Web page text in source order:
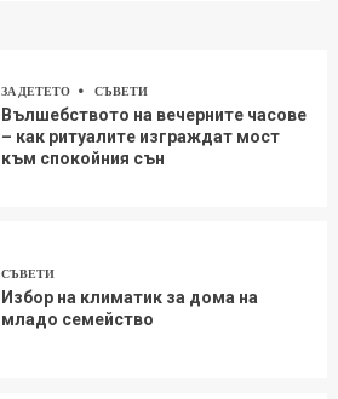
ЗА ДЕТЕТО СЪВЕТИ
Вълшебството на вечерните часове
– как ритуалите изграждат мост
към спокойния сън
СЪВЕТИ
Избор на климатик за дома на
младо семейство